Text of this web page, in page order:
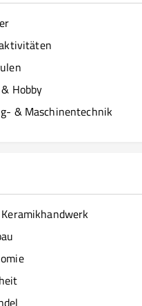
Hobby
& Maschinentechnik